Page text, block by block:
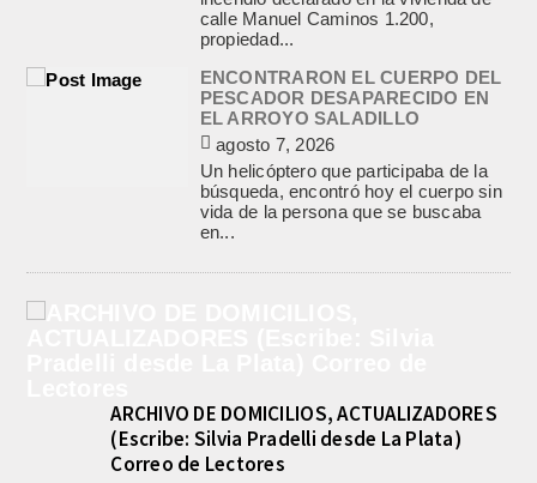
calle Manuel Caminos 1.200,
propiedad...
ENCONTRARON EL CUERPO DEL
PESCADOR DESAPARECIDO EN
EL ARROYO SALADILLO
agosto 7, 2026
Un helicóptero que participaba de la
búsqueda, encontró hoy el cuerpo sin
vida de la persona que se buscaba
en...
ARCHIVO DE DOMICILIOS, ACTUALIZADORES
(Escribe: Silvia Pradelli desde La Plata)
Correo de Lectores